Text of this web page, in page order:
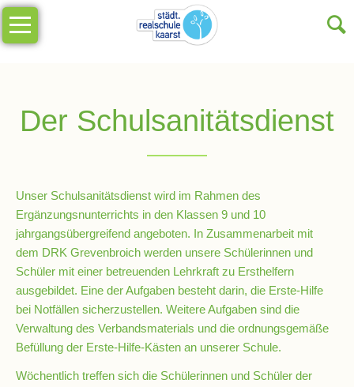
Navigation
überspringen
Unsere
Schule
Allgemeine
Impressionen
Sekretariat
Schulleitung
Kollegium
Der Schulsanitätsdienst
Unser Schulsanitätsdienst wird im Rahmen des
Ergänzungsnunterrichts in den Klassen 9 und 10
jahrgangsübergreifend angeboten. In Zusammenarbeit mit
dem DRK Grevenbroich werden unsere Schülerinnen und
Schüler mit einer betreuenden Lehrkraft zu Ersthelfern
ausgebildet. Eine der Aufgaben besteht darin, die Erste-Hilfe
bei Notfällen sicherzustellen. Weitere Aufgaben sind die
Verwaltung des Verbandsmaterials und die ordnungsgemäße
Befüllung der Erste-Hilfe-Kästen an unserer Schule.
Wöchentlich treffen sich die Schülerinnen und Schüler der